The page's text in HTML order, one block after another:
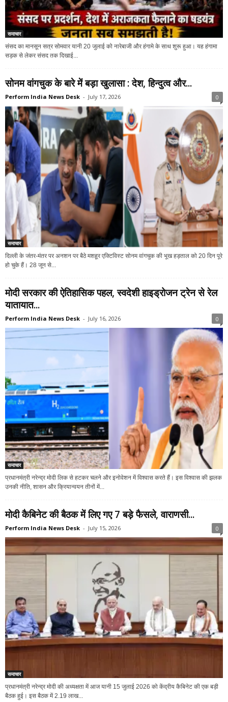
समाचार
संसद का मानसून सत्र सोमवार यानी 20 जुलाई को नारेबाजी और हंगामे के साथ शुरू हुआ। यह हंगामा
सड़क से लेकर संसद तक दिखाई...
सोनम वांगचुक के बारे में बड़ा खुलासा : देश, हिन्दुत्व और...
Perform India News Desk - July 17, 2026 0
समाचार
दिल्ली के जंतर-मंतर पर अनशन पर बैठे मशहूर एक्टिविस्ट सोनम वांगचुक की भूख हड़ताल को 20 दिन पूरे
हो चुके हैं। 28 जून से...
मोदी सरकार की ऐतिहासिक पहल, स्वदेशी हाइड्रोजन ट्रेन से रेल
यातायात...
Perform India News Desk - July 16, 2026 0
समाचार
प्रधानमंत्री नरेन्द्र मोदी लिक से हटकर चलने और इनोवेशन में विश्वास करते हैं। इस विश्वास की झलक
उनकी नीति, शासन और क्रियान्वयन तीनों में...
मोदी कैबिनेट की बैठक में लिए गए 7 बड़े फैसले, वाराणसी...
Perform India News Desk - July 15, 2026 0
समाचार
प्रधानमंत्री नरेन्द्र मोदी की अध्यक्षता में आज यानी 15 जुलाई 2026 को केंद्रीय कैबिनेट की एक बड़ी
बैठक हुई। इस बैठक में 2.19 लाख...